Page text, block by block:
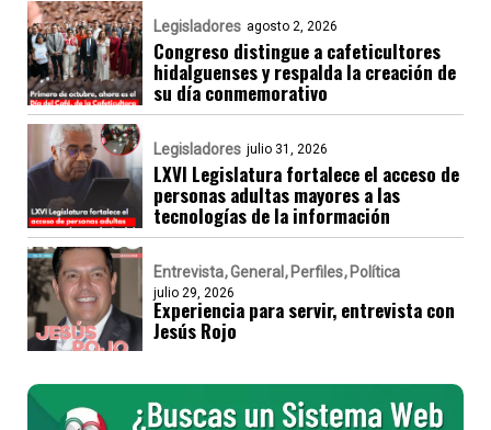
Legisladores agosto 2, 2026
Congreso distingue a cafeticultores
hidalguenses y respalda la creación de
su día conmemorativo
Legisladores julio 31, 2026
LXVI Legislatura fortalece el acceso de
personas adultas mayores a las
tecnologías de la información
Entrevista General Perfiles Política
julio 29, 2026
Experiencia para servir, entrevista con
Jesús Rojo